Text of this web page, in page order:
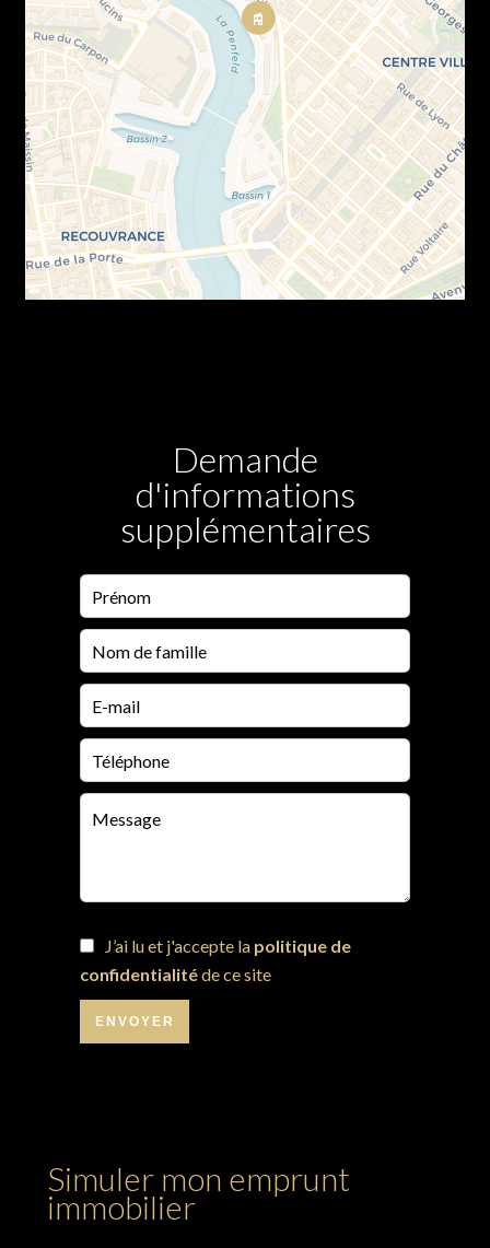
Demande
d'informations
supplémentaires
J’ai lu et j'accepte la politique de
confidentialitéde ce site
ENVOYER
Simuler mon emprunt
immobilier